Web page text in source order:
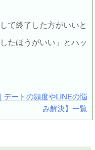
て終了した方がいいと
たほうがいい」とハッ
デートの頻度やLINEの悩
み解決】一覧